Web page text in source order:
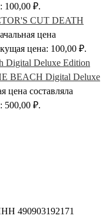
100,00 ₽.
DEATH
цена
цена: 100,00 ₽.
BEACH Digital Deluxe
цена составляла
500,00 ₽.
490903192171